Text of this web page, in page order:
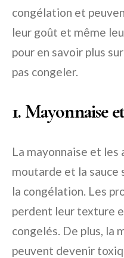
congélation et
leur goût et même
pour en savoir plus
pas congeler.
1. Mayonnaise
La mayonnaise et les
moutarde et la sauce
la congélation. Les
perdent leur texture
congelés. De plus, la
peuvent devenir